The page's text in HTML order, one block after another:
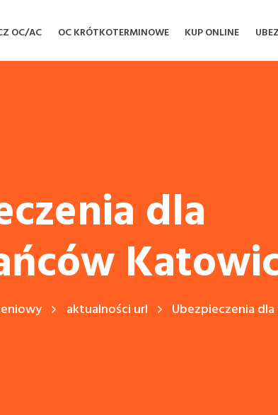
OC/AC OC KRÓTKOTERMINOWE KUP ONLINE
dla
aktualności url Ubezpieczenia